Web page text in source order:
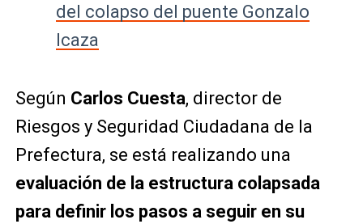
del colapso del puente Gonzalo
Icaza
Según Carlos Cuesta, director de
Riesgos y Seguridad Ciudadana de la
Prefectura, se está realizando una
evaluación de la estructura colapsada
para definir los pasos a seguir en su